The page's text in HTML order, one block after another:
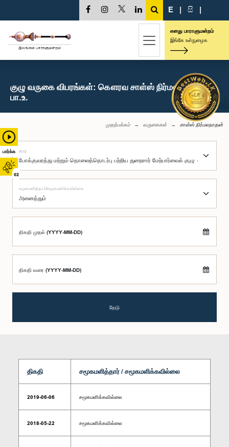
பார்க்க
02
E | සි |
எனது பாராளுமன்றம்
இங்கே உள்நுழைக
குழு வருகை விபரங்கள்: கௌரவ சாள்ஸ் நிர்மலநாதன்,
பா.உ.
முதற்பக்கம் வருகைகள் சாள்ஸ் நிர்மலநாதன்
குழு
சமூகமளித்தார்/சமூகமளிக்கவில்லை
திகதி முதல் (YYYY-MM-DD)
திகதி வரை (YYYY-MM-DD)
தேடு
திகதி சமூகமளித்தார் / சமூகமளிக்கவில்லை
2019-06-06 சமூகமளிக்கவில்லை
2018-05-22 சமூகமளிக்கவில்லை